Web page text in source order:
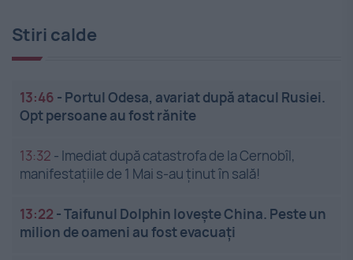
Stiri calde
13:46 - Portul Odesa, avariat după atacul Rusiei.
Opt persoane au fost rănite
13:32 - Imediat după catastrofa de la Cernobîl,
manifestațiile de 1 Mai s-au ținut în sală!
13:22 -Taifunul Dolphin lovește China. Peste un
milion de oameni au fost evacuați